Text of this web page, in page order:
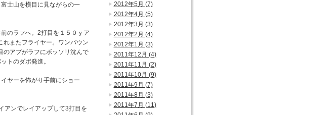
士山を横目に見ながらの一
のラフへ。2打目を１５０ｙア
れまたフライヤー。ワンバウン
のアプがラフにボッソリ沈んで
トのダボ発進。
ヤーを怖がり手前にショー
アンでレイアップして3打目を
2012年5月 (7)
2012年4月 (5)
2012年3月 (3)
2012年2月 (4)
2012年1月 (3)
2011年12月 (4)
2011年11月 (2)
2011年10月 (9)
2011年9月 (7)
2011年8月 (3)
2011年7月 (11)